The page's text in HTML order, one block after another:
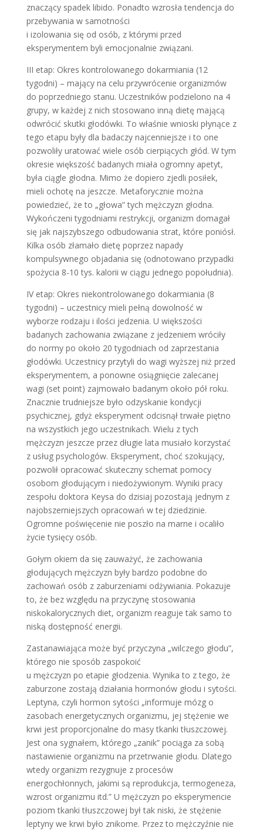
znaczący spadek libido. Ponadto wzrosła tendencja do
przebywania w samotności
i izolowania się od osób, z którymi przed
eksperymentem byli emocjonalnie związani.
III etap: Okres kontrolowanego dokarmiania (12
tygodni) – mający na celu przywrócenie organizmów
do poprzedniego stanu. Uczestników podzielono na 4
grupy, w każdej z nich stosowano inną dietę mającą
odwrócić skutki głodówki. To właśnie wnioski płynące z
tego etapu były dla badaczy najcenniejsze i to one
pozwoliły uratować wiele osób cierpiących głód. W tym
okresie większość badanych miała ogromny apetyt,
była ciągle głodna. Mimo że dopiero zjedli posiłek,
mieli ochotę na jeszcze. Metaforycznie można
powiedzieć, że to „głowa” tych mężczyzn głodna.
Wykończeni tygodniami restrykcji, organizm domagał
się jak najszybszego odbudowania strat, które poniósł.
Kilka osób złamało dietę poprzez napady
kompulsywnego objadania się (odnotowano przypadki
spożycia 8-10 tys. kalorii w ciągu jednego popołudnia).
IV etap: Okres niekontrolowanego dokarmiania (8
tygodni) – uczestnicy mieli pełną dowolność w
wyborze rodzaju i ilości jedzenia. U większości
badanych zachowania związane z jedzeniem wróciły
do normy po około 20 tygodniach od zaprzestania
głodówki. Uczestnicy przytyli do wagi wyższej niż przed
eksperymentem, a ponowne osiągnięcie zalecanej
wagi (set point) zajmowało badanym około pół roku.
Znacznie trudniejsze było odzyskanie kondycji
psychicznej, gdyż eksperyment odcisnął trwałe piętno
na wszystkich jego uczestnikach. Wielu z tych
mężczyzn jeszcze przez długie lata musiało korzystać
z usług psychologów. Eksperyment, choć szokujący,
pozwolił opracować skuteczny schemat pomocy
osobom głodującym i niedożywionym. Wyniki pracy
zespołu doktora Keysa do dzisiaj pozostają jednym z
najobszerniejszych opracowań w tej dziedzinie.
Ogromne poświęcenie nie poszło na marne i ocaliło
życie tysięcy osób.
Gołym okiem da się zauważyć, że zachowania
głodujących mężczyzn były bardzo podobne do
zachowań osób z zaburzeniami odżywiania. Pokazuje
to, że bez względu na przyczynę stosowania
niskokalorycznych diet, organizm reaguje tak samo to
niską dostępność energii.
Zastanawiająca może być przyczyna „wilczego głodu”,
którego nie sposób zaspokoić
u mężczyzn po etapie głodzenia. Wynika to z tego, że
zaburzone zostają działania hormonów głodu i sytości.
Leptyna, czyli hormon sytości „informuje mózg o
zasobach energetycznych organizmu, jej stężenie we
krwi jest proporcjonalne do masy tkanki tłuszczowej.
Jest ona sygnałem, którego „zanik” pociąga za sobą
nastawienie organizmu na przetrwanie głodu. Dlatego
wtedy organizm rezygnuje z procesów
energochłonnych, jakimi są reprodukcja, termogeneza,
wzrost organizmu itd.” U mężczyzn po eksperymencie
poziom tkanki tłuszczowej był tak niski, że stężenie
leptyny we krwi było znikome. Przez to mężczyźnie nie